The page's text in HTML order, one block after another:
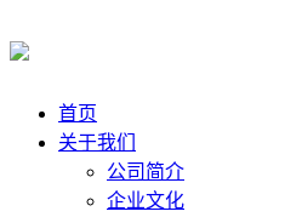
首页
关于我们
公司简介
企业文化